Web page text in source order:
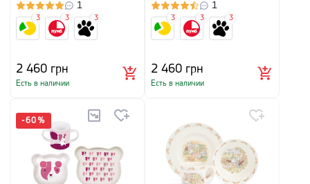
1
2 460 грн
Есть в наличии
3 3 3
1
2 460 грн
Есть в наличии
3 3 3
-60 %